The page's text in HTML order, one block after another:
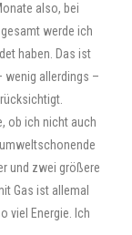
also, bei
werde ich
haben. Das ist
wenig allerdings –
ob ich nicht auch
und zwei größere
Gas ist allemal
viel Energie. Ich